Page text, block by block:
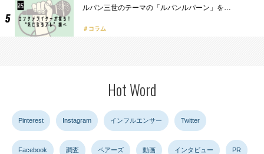
ルパン三世のテーマの「ルパンルパーン」を…
コラム
Hot Word
Pinterest Instagram インフルエンサー Twitter
Facebook 調査 ペアーズ 動画 インタビュー PR